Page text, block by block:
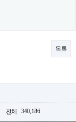
목록
전체 340,186